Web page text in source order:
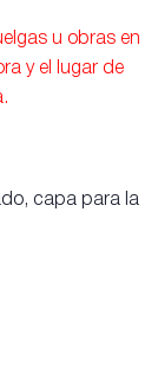
u obras en
y el lugar de
capa para la